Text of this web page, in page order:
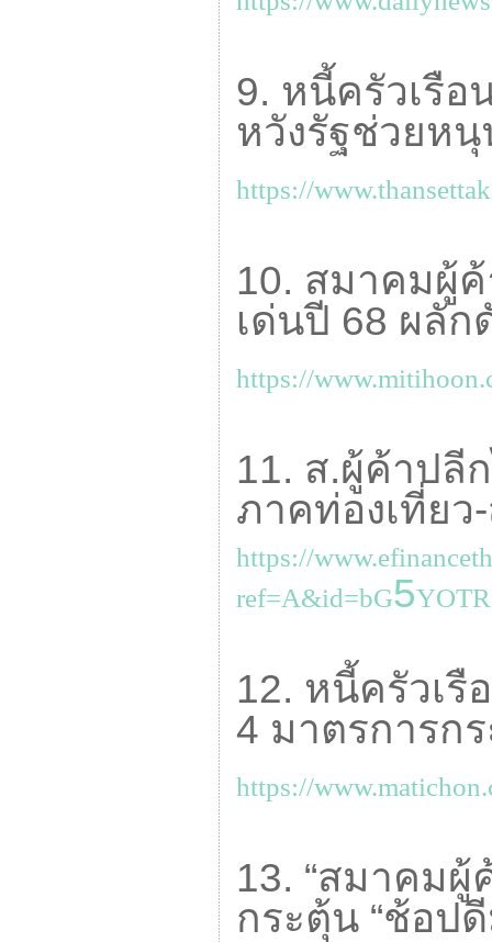
9. หนี้ครัวเรื
หวังรัฐช่วยห
https://
10. สมาคมผู้
เด่นปี 68 ผลั
https://
11. ส.ผู้ค้าปลี
ภาคท่องเที่ยว
https://
ref=A&id=bG5
12. หนี้ครัวเ
4 มาตรการก
https://
13. “สมาคมผู้
กระตุ้น “ช้อป